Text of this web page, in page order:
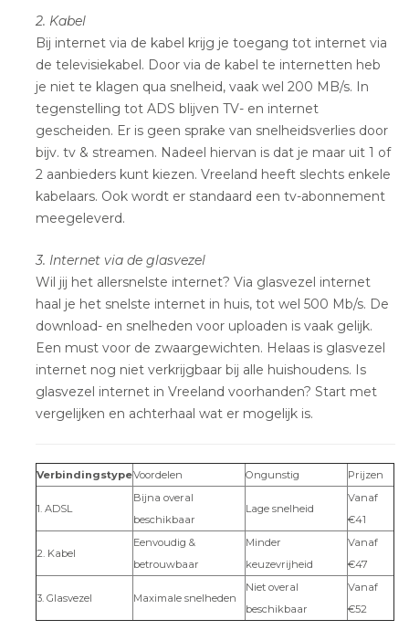
2. Kabel
Bij internet via de kabel krijg je toegang tot internet via
de televisiekabel. Door via de kabel te internetten heb
je niet te klagen qua snelheid, vaak wel 200 MB/s. In
tegenstelling tot ADS blijven TV- en internet
gescheiden. Er is geen sprake van snelheidsverlies door
bijv. tv & streamen. Nadeel hiervan is dat je maar uit 1 of
2 aanbieders kunt kiezen. Vreeland heeft slechts enkele
kabelaars. Ook wordt er standaard een tv-abonnement
meegeleverd.
3. Internet via de glasvezel
Wil jij het allersnelste internet? Via glasvezel internet
haal je het snelste internet in huis, tot wel 500 Mb/s. De
download- en snelheden voor uploaden is vaak gelijk.
Een must voor de zwaargewichten. Helaas is glasvezel
internet nog niet verkrijgbaar bij alle huishoudens. Is
glasvezel internet in Vreeland voorhanden? Start met
vergelijken en achterhaal wat er mogelijk is.
VerbindingstypeVoordelen Ongunstig Prijzen
1. ADSL
Bijna overal
beschikbaar
Lage snelheid
Vanaf
€41
2. Kabel
Eenvoudig &
betrouwbaar
Minder
keuzevrijheid
Vanaf
€47
3. Glasvezel Maximale snelheden
Niet overal
beschikbaar
Vanaf
€52